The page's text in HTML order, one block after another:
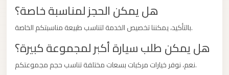
هل يمكن الحجز لمناسبة خاصة؟
بالتأكيد، يمكننا تخصيص الخدمة لتناسب طبيعة مناسبتكم الخاصة.
هل يمكن طلب سيارة أكبر لمجموعة كبيرة؟
نعم، نوفر خيارات مركبات بسعات مختلفة تناسب حجم مجموعتكم.
Port
Said
Limousine
October